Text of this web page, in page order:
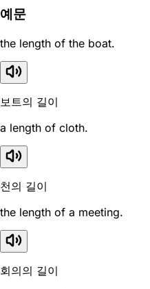
예문
the length of the boat.
보트의 길이
a length of cloth.
천의 길이
the length of a meeting.
회의의 길이